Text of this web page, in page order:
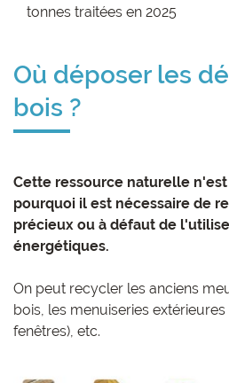
tonnes traitées en 2025
Où déposer les
bois ?
Cette ressource naturelle
pourquoi il est nécessaire de
précieux ou à défaut de
énergétiques.
On peut recycler les anciens
bois, les menuiseries
fenêtres), etc.